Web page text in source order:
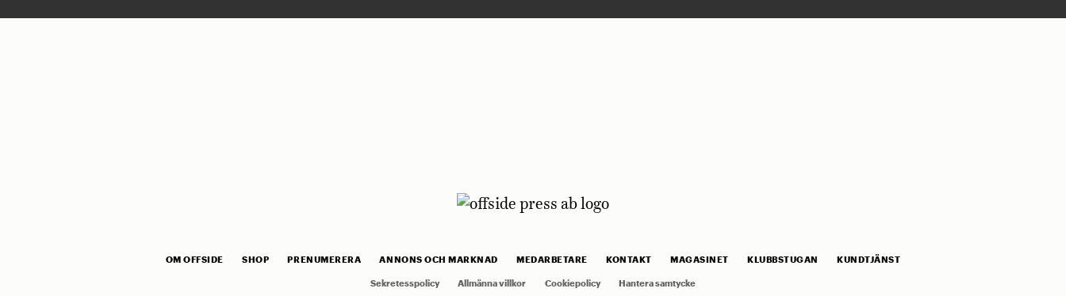
OM OFFSIDE SHOP PRENUMERERA ANNONS OCH MARKNAD MEDARBETARE KONTAKT MAGASINET KLUBBSTUGAN KUNDTJÄNST
Sekretesspolicy Allmänna villkor Cookiepolicy Hantera samtycke